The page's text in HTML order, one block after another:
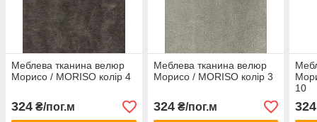
Меблева тканина велюр
Морисо / MORISO колір 4
324 ₴/пог.м
Меблева тканина велюр
Морисо / MORISO колір 3
324₴/пог.м
10
324